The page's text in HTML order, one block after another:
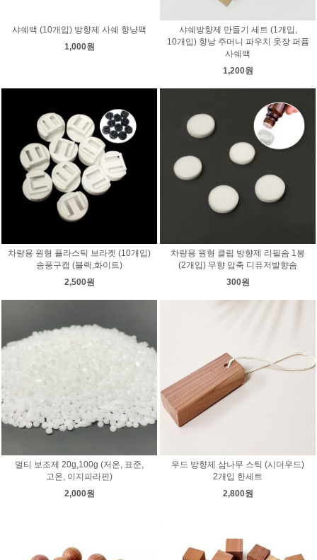
샤쉐백 (10개입) 방향제 사쉐 향냥팩
1,000원
샤쉐방향제 만들기 세트 (1개입,
10개입) 향낭 주머니 파우치 옷장 퍼퓸
사쉐백
1,200원
차량용 원형 플라스틱 브라켓 (10개입)
송풍구캡 (블랙,화이트)
2,500원
차량용 원형 클립 방향제 리필솜 1봉
(2개입) 무향 압축 디퓨저발향솜
300원
멀티 보조제 20g,100g (저온, 표준,
고온, 이지파라핀)
2,000원
우드 방향제 삼나무 스틱 (시더우드)
2개입 한세트
2,800원